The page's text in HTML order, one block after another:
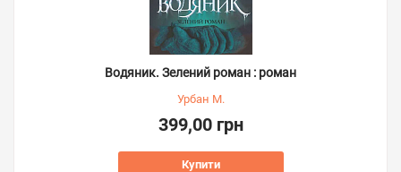
Водяник. Зелений роман : роман
Урбан М.
399,00 грн
Купити